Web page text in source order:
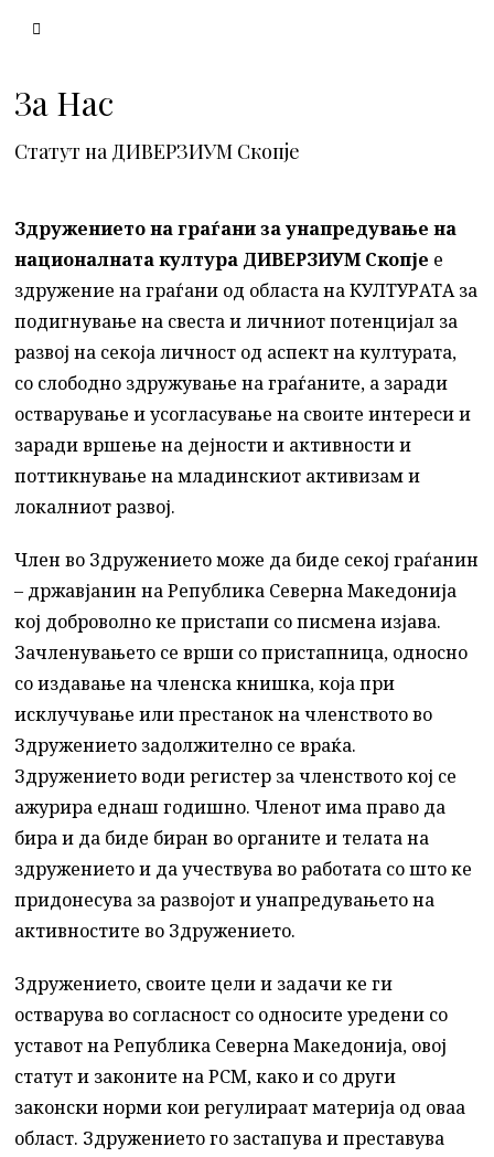
За Нас
Статут на ДИВЕРЗИУМ Скопје
Здружението на граѓани за унапредување на
националната култура ДИВЕРЗИУМ Скопје е
здружение на граѓани од областа на КУЛТУРАТА за
подигнување на свеста и личниот потенцијал за
развој на секоја личност од аспект на културата,
со слободно здружување на граѓаните, а заради
остварување и усогласување на своите интереси и
заради вршење на дејности и активности и
поттикнување на младинскиот активизам и
локалниот развој.
Член во Здружението може да биде секој граѓанин
– државјанин на Република Северна Македонија
кој доброволно ке пристапи со писмена изјава.
Зачленувањето се врши со пристапница, односно
со издавање на членска книшка, која при
исклучување или престанок на членството во
Здружението задолжително се враќа.
Здружението води регистер за членството кој се
ажурира еднаш годишно. Членот има право да
бира и да биде биран во органите и телата на
здружението и да учествува во работата со што ке
придонесува за развојот и унапредувањето на
активностите во Здружението.
Здружението, своите цели и задачи ке ги
остварува во согласност со односите уредени со
уставот на Република Северна Македонија, овој
статут и законите на РСМ, како и со други
законски норми кои регулираат материја од оваа
област. Здружението го застапува и преставува